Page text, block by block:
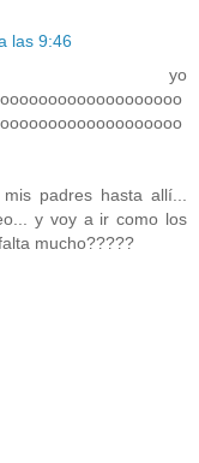
las 9:46
yo
padres hasta allí...
y voy a ir como los
mucho?????